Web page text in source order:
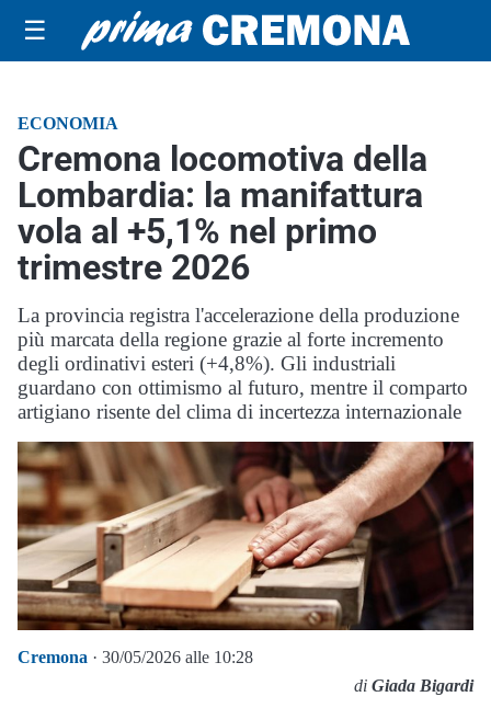
☰
ECONOMIA
Cremona locomotiva della
Lombardia: la manifattura
vola al +5,1% nel primo
trimestre 2026
La provincia registra l'accelerazione della produzione
più marcata della regione grazie al forte incremento
degli ordinativi esteri (+4,8%). Gli industriali
guardano con ottimismo al futuro, mentre il comparto
artigiano risente del clima di incertezza internazionale
Cremona · 30/05/2026 alle 10:28
di Giada Bigardi